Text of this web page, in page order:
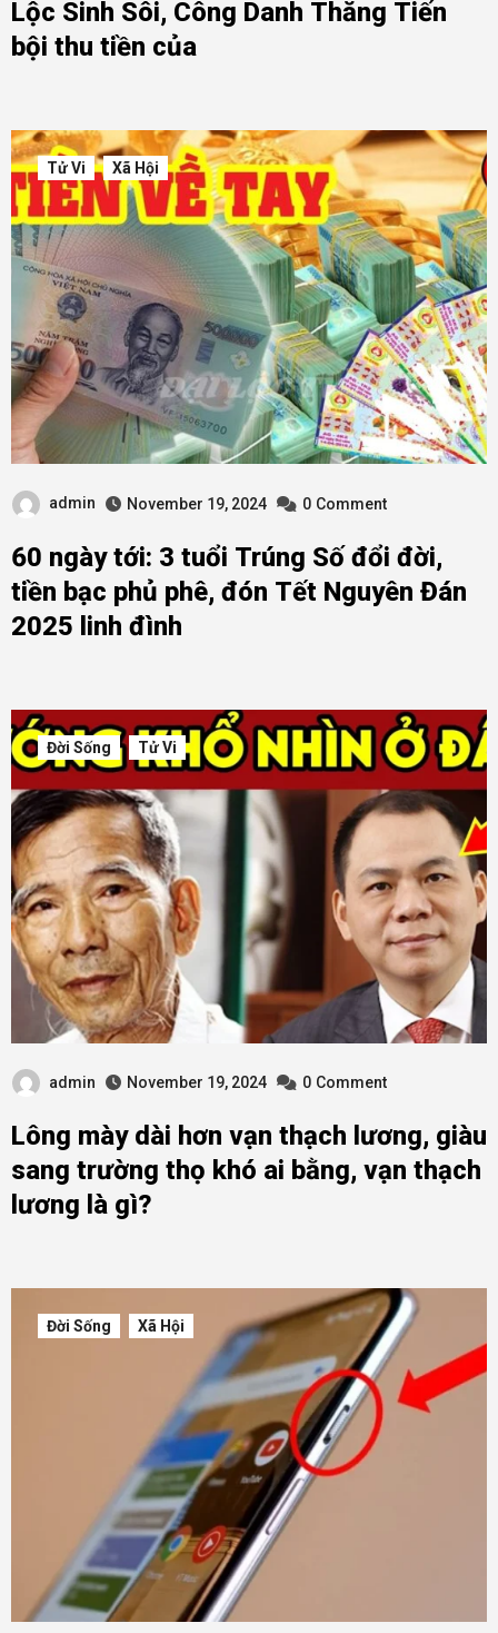
Lộc Sinh Sôi, Công Danh Thăng Tiến
bội thu tiền của
Tử Vi Xã Hội
admin November 19, 2024 0 Comment
60 ngày tới: 3 tuổi Trúng Số đổi đời,
tiền bạc phủ phê, đón Tết Nguyên Đán
2025 linh đình
Đời Sống Tử Vi
admin November 19, 2024 0 Comment
Lông mày dài hơn vạn thạch lương, giàu
sang trường thọ khó ai bằng, vạn thạch
lương là gì?
Đời Sống Xã Hội